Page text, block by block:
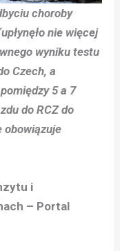
choroby
nie więcej
wyniku testu
Czech,a
5 a 7
do RCZ do
obowiązuje
i
– Portal